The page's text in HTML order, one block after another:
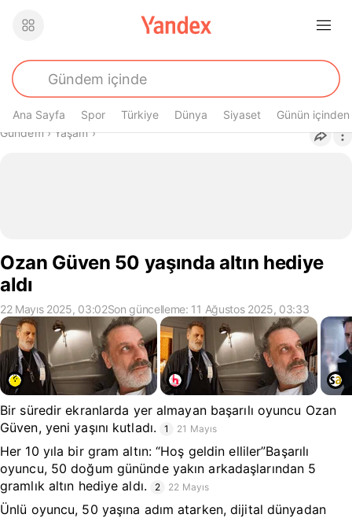
Ana Sayfa Spor Türkiye Dünya Siyaset Günün içinden
Buradasın
Gündem› Yaşam›
Ozan Güven 50 yaşında altın hediye
aldı
22 Mayıs 2025, 03:02Son güncelleme: 11 Ağustos 2025, 03:33
Bir süredir ekranlarda yer almayan başarılı oyuncu Ozan
Güven, yeni yaşını kutladı.
1 21 Mayıs
Her 10 yıla bir gram altın: “Hoş geldin elliler”Başarılı
oyuncu, 50 doğum gününde yakın arkadaşlarından 5
gramlık altın hediye aldı.
2 22 Mayıs
Ünlü oyuncu, 50 yaşına adım atarken, dijital dünyadan